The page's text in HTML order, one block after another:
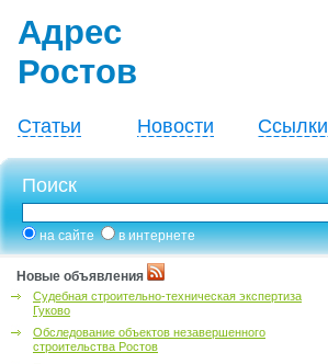
Адрес
Ростов
Статьи Новости Ссылки
Поиск
на сайте в интернете
Новые объявления
Судебная строительно-техническая экспертиза
Гуково
Обследование объектов незавершенного
строительства Ростов